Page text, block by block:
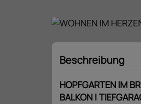
Beschreibung
HOPFGARTEN IM
BALKON |